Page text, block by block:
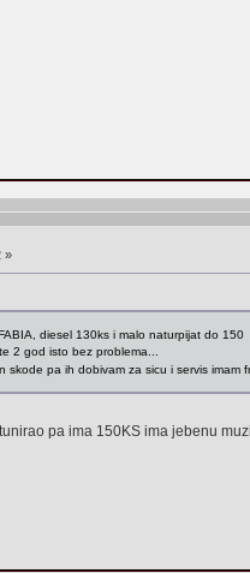
»
diesel 130ks i malo naturpijat do 150
2 god isto bez problema...
pa ih dobivam za sicu i servis imam
pa ima 150KS ima jebenu